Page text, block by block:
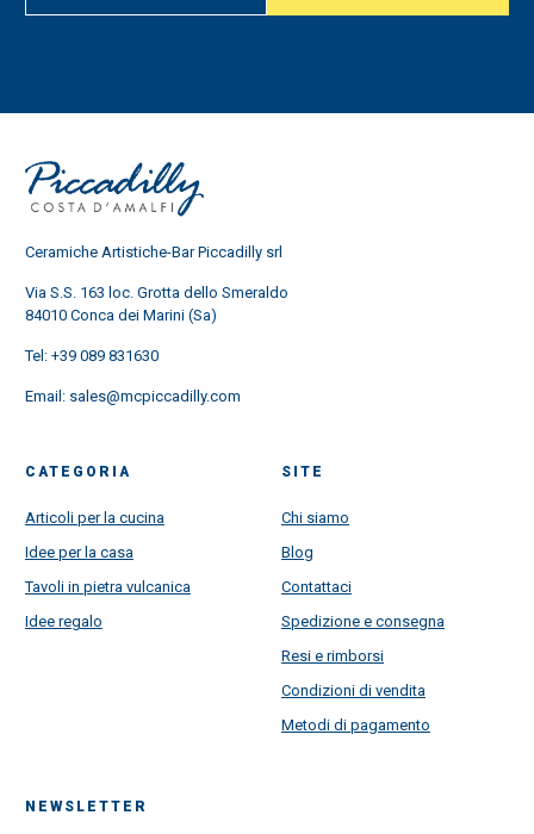
Ceramiche Artistiche-Bar Piccadilly srl
Via S.S. 163 loc. Grotta dello Smeraldo
84010 Conca dei Marini (Sa)
Tel: +39 089 831630
Email: sales@mcpiccadilly.com
CATEGORIA
Articoli per la cucina
Idee per la casa
Tavoli in pietra vulcanica
Idee regalo
SITE
Chi siamo
Blog
Contattaci
Spedizione e consegna
Resi e rimborsi
Condizioni di vendita
Metodi di pagamento
NEWSLETTER